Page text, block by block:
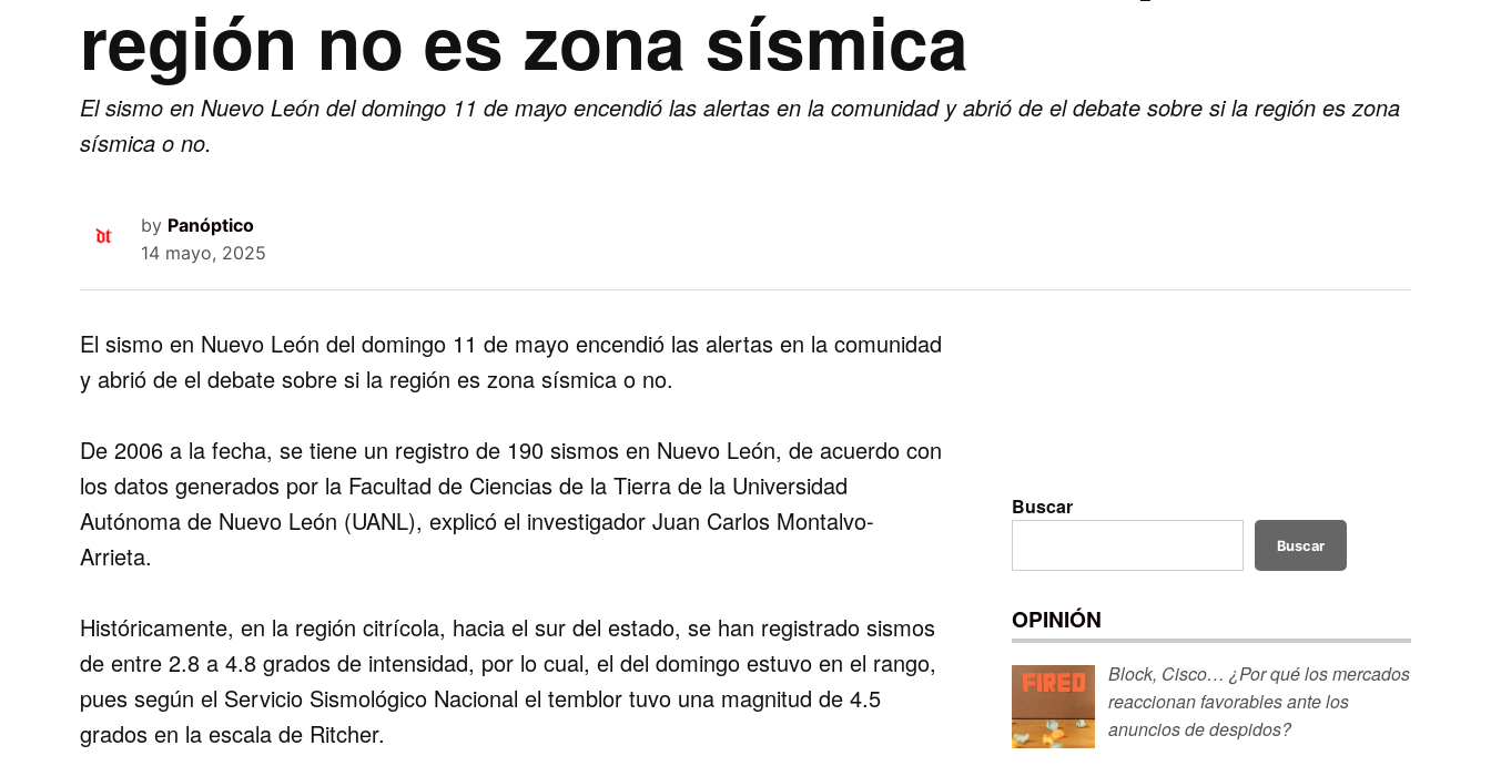
región no es zona sísmica
El sismo en Nuevo León del domingo 11 de mayo encendió las alertas en la comunidad y abrió de el debate sobre si la región es zona
sísmica o no.
by Panóptico
14 mayo, 2025
El sismo en Nuevo León del domingo 11 de mayo encendió las alertas en la comunidad
y abrió de el debate sobre si la región es zona sísmica o no.
De 2006 a la fecha, se tiene un registro de 190 sismos en Nuevo León, de acuerdo con
los datos generados por la Facultad de Ciencias de la Tierra de la Universidad
Autónoma de Nuevo León (UANL), explicó el investigador Juan Carlos Montalvo-
Arrieta.
Históricamente, en la región citrícola, hacia el sur del estado, se han registrado sismos
de entre 2.8 a 4.8 grados de intensidad, por lo cual, el del domingo estuvo en el rango,
pues según el Servicio Sismológico Nacional el temblor tuvo una magnitud de 4.5
grados en la escala de Ritcher.
Buscar
Buscar
OPINIÓN
Block, Cisco… ¿Por qué los mercados
reaccionan favorables ante los
anuncios de despidos?